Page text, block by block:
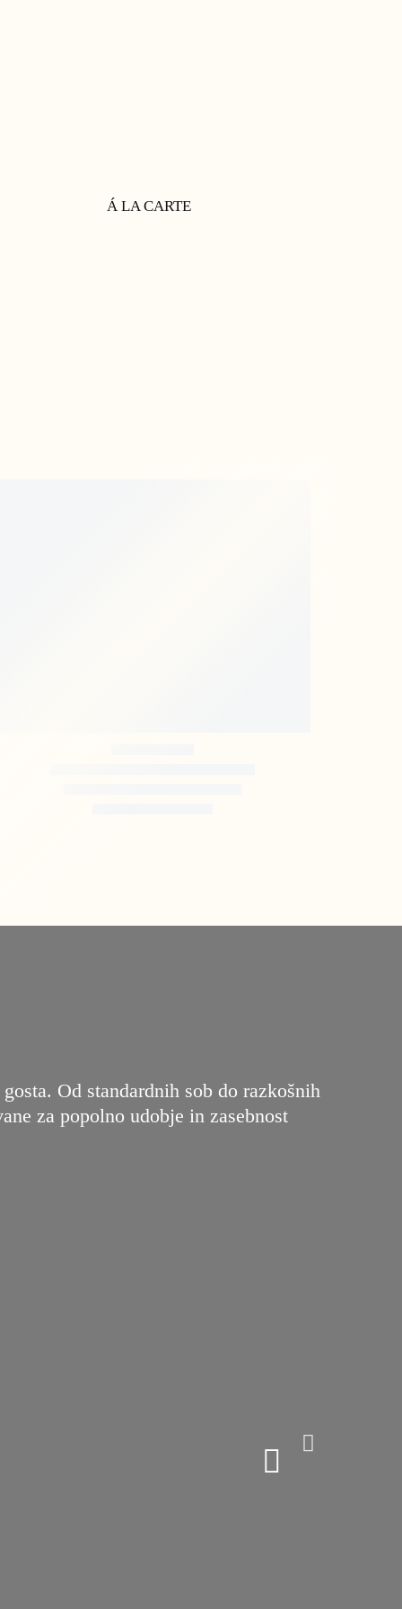
Á LA CARTE
Od standardnih sob do razkošnih
za popolno udobje in zasebnost